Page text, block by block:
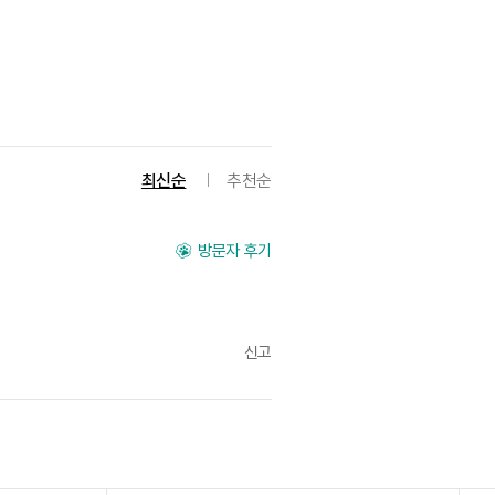
최신순 추천순
방문자 후기
신고